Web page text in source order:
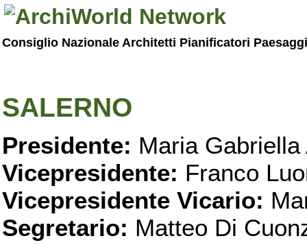
Consiglio Nazionale Architetti Pianificatori
SALERNO
Presidente: Maria Gabriella
Vicepresidente: Franco
Vicepresidente Vicario:
Segretario: Matteo Di